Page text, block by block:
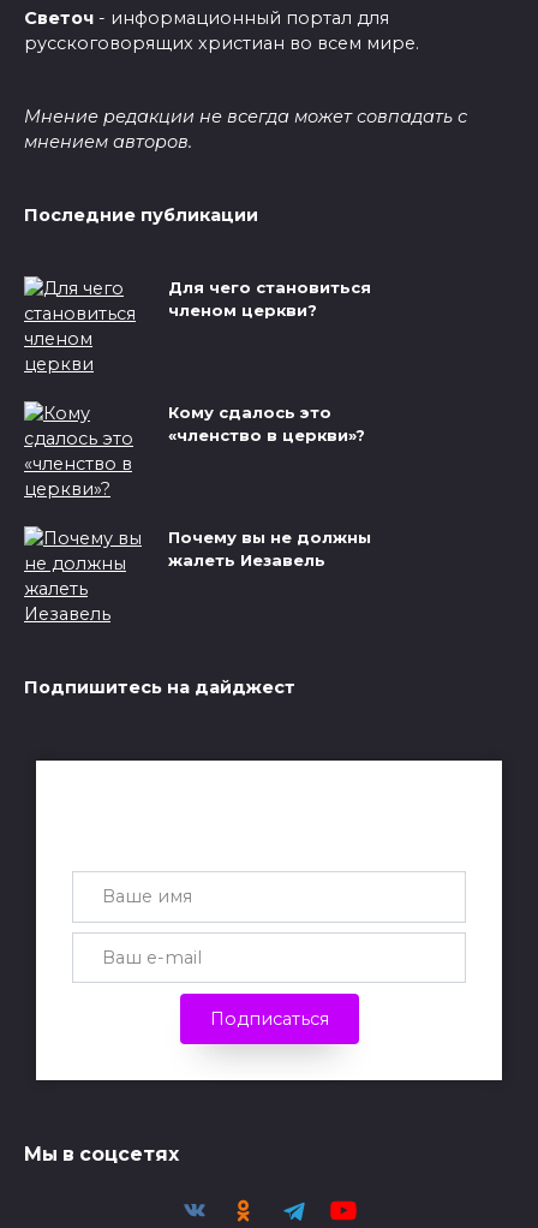
Светоч - информационный портал для
русскоговорящих христиан во всем мире.
Мнение редакции не всегда может совпадать с
мнением авторов.
Последние публикации
Для чего становиться
членом церкви?
Кому сдалось это
«членство в церкви»?
Почему вы не должны
жалеть Иезавель
Подпишитесь на дайджест
Подписаться
Мы в соцсетях